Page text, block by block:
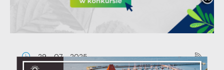
29 - 07 - 2025